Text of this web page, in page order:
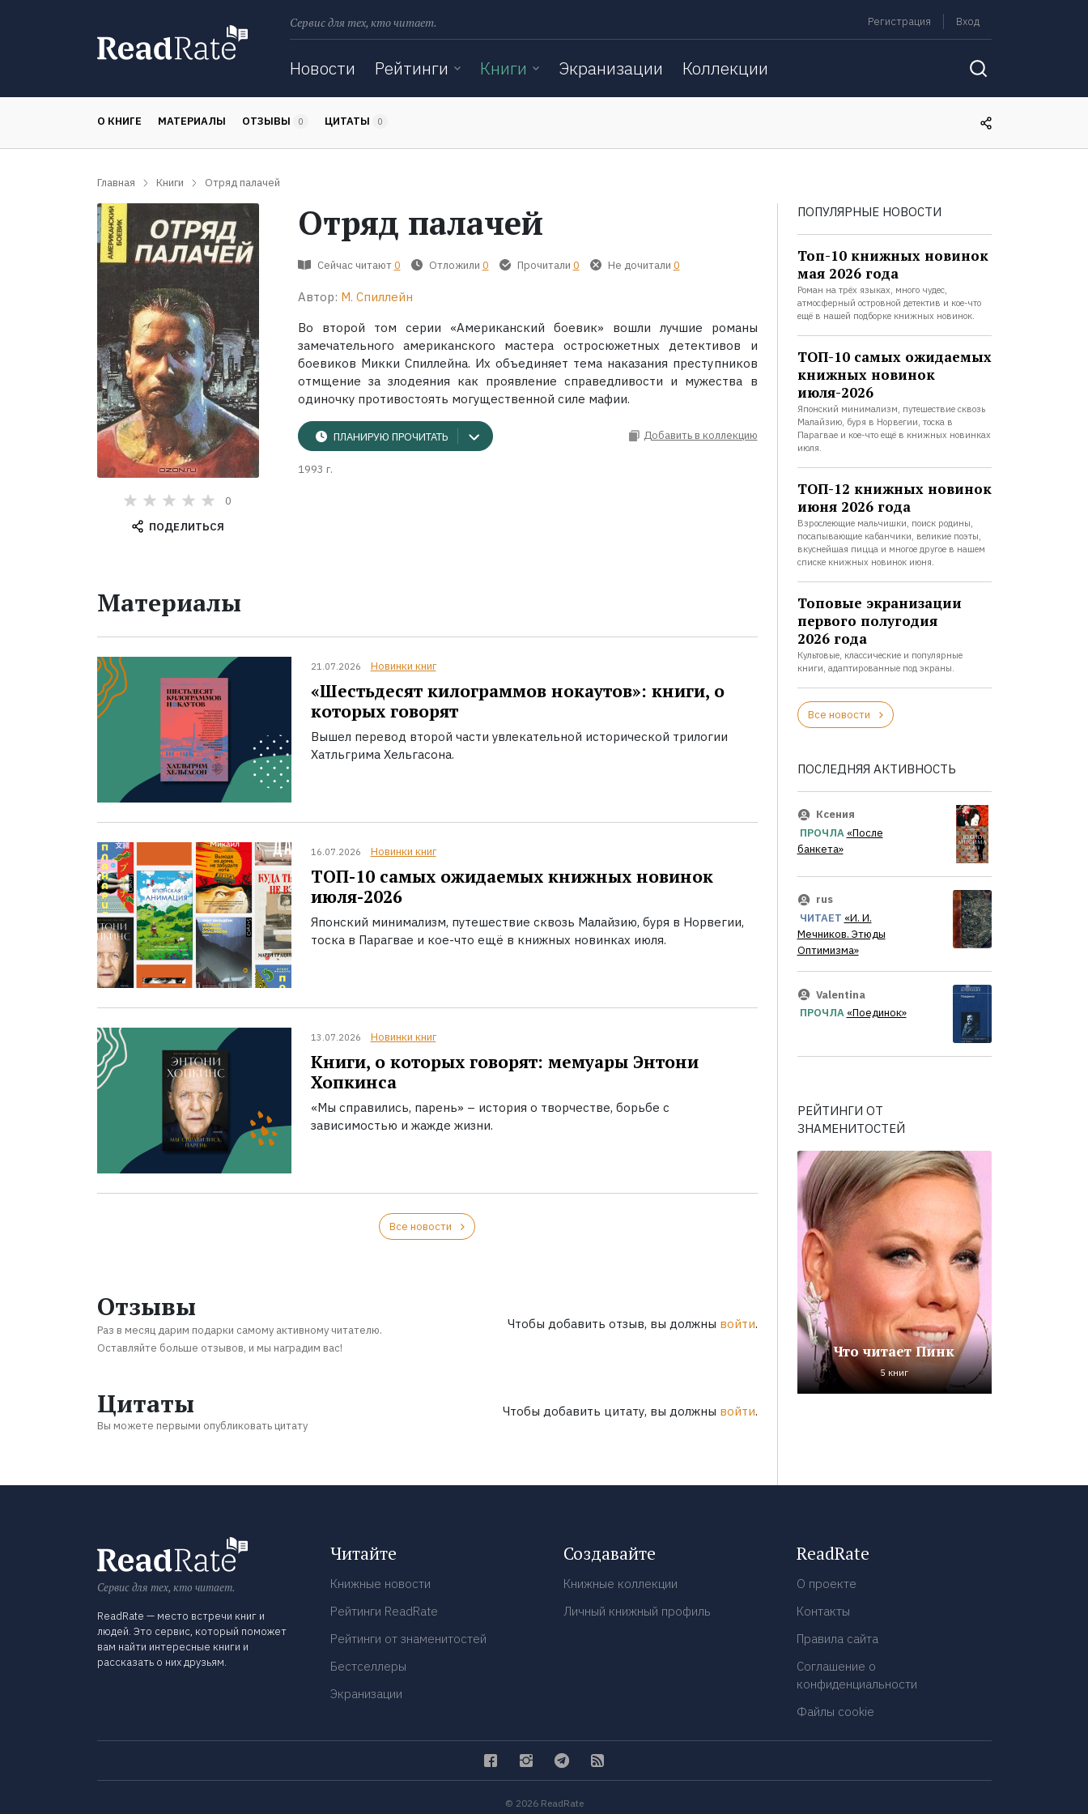
Сервис для тех, кто читает. Регистрация Вход
Новости Рейтинги Книги Экранизации Коллекции
О КНИГЕ МАТЕРИАЛЫ ОТЗЫВЫ 0 ЦИТАТЫ 0
Главная Книги Отряд палачей
0
ПОДЕЛИТЬСЯ
Отряд палачей
Сейчас читают 0 Отложили 0 Прочитали 0 Не дочитали 0
Автор: М. Спиллейн
Во второй том серии «Американский боевик» вошли лучшие романы
замечательного американского мастера остросюжетных детективов и
боевиков Микки Спиллейна. Их объединяет тема наказания преступников
отмщение за злодеяния как проявление справедливости и мужества в
одиночку противостоять могущественной силе мафии.
ПЛАНИРУЮ ПРОЧИТАТЬ Добавить в коллекцию
1993 г.
Материалы
21.07.2026 Новинки книг
«Шестьдесят килограммов нокаутов»: книги, о
которых говорят
Вышел перевод второй части увлекательной исторической трилогии
Хатльгрима Хельгасона.
16.07.2026 Новинки книг
ТОП-10 самых ожидаемых книжных новинок
июля-2026
Японский минимализм, путешествие сквозь Малайзию, буря в Норвегии,
тоска в Парагвае и кое-что ещё в книжных новинках июля.
13.07.2026 Новинки книг
Книги, о которых говорят: мемуары Энтони
Хопкинса
«Мы справились, парень» – история о творчестве, борьбе с
зависимостью и жажде жизни.
Все новости
Отзывы
Раз в месяц дарим подарки самому активному читателю.
Оставляйте больше отзывов, и мы наградим вас!
Чтобы добавить отзыв, вы должны войти.
Цитаты
Вы можете первыми опубликовать цитату
Чтобы добавить цитату, вы должны войти.
ПОПУЛЯРНЫЕ НОВОСТИ
Топ-10 книжных новинок
мая 2026 года
Роман на трёх языках, много чудес,
атмосферный островной детектив и кое-что
ещё в нашей подборке книжных новинок.
ТОП-10 самых ожидаемых
книжных новинок
июля-2026
Японский минимализм, путешествие сквозь
Малайзию, буря в Норвегии, тоска в
Парагвае и кое-что ещё в книжных новинках
июля.
ТОП-12 книжных новинок
июня 2026 года
Взрослеющие мальчишки, поиск родины,
посапывающие кабанчики, великие поэты,
вкуснейшая пицца и многое другое в нашем
списке книжных новинок июня.
Топовые экранизации
первого полугодия
2026 года
Культовые, классические и популярные
книги, адаптированные под экраны.
Все новости
ПОСЛЕДНЯЯ АКТИВНОСТЬ
Ксения
ПРОЧЛА «После
банкета»
rus
ЧИТАЕТ «И. И.
Мечников. Этюды
Оптимизма»
Valentina
ПРОЧЛА «Поединок»
РЕЙТИНГИ ОТ
ЗНАМЕНИТОСТЕЙ
Что читает Пинк
5 книг
Сервис для тех, кто читает.
ReadRate — место встречи книг и
людей. Это сервис, который поможет
вам найти интересные книги и
рассказать о них друзьям.
Читайте
Книжные новости
Рейтинги ReadRate
Рейтинги от знаменитостей
Бестселлеры
Экранизации
Создавайте
Книжные коллекции
Личный книжный профиль
ReadRate
О проекте
Контакты
Правила сайта
Соглашение о
конфиденциальности
Файлы cookie
© 2026 ReadRate